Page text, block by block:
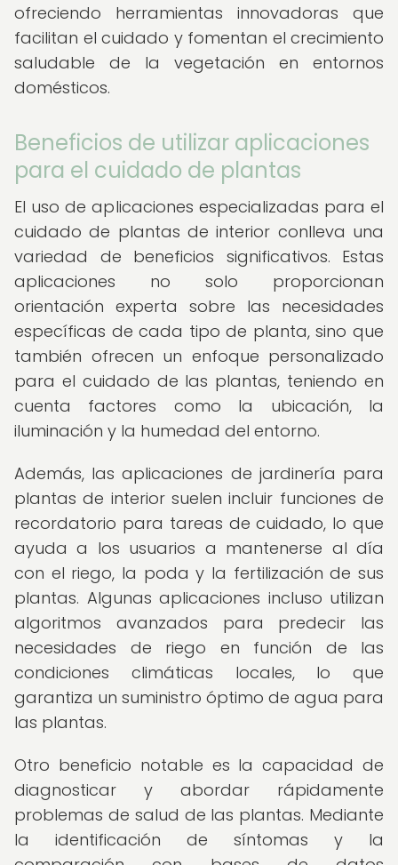
ofreciendo herramientas innovadoras que
facilitan el cuidado y fomentan el crecimiento
saludable de la vegetación en entornos
domésticos.
Beneficios de utilizar aplicaciones
para el cuidado de plantas
El uso de aplicaciones especializadas para el
cuidado de plantas de interior conlleva una
variedad de beneficios significativos. Estas
aplicaciones no solo proporcionan
orientación experta sobre las necesidades
específicas de cada tipo de planta, sino que
también ofrecen un enfoque personalizado
para el cuidado de las plantas, teniendo en
cuenta factores como la ubicación, la
iluminación y la humedad del entorno.
Además, las aplicaciones de jardinería para
plantas de interior suelen incluir funciones de
recordatorio para tareas de cuidado, lo que
ayuda a los usuarios a mantenerse al día
con el riego, la poda y la fertilización de sus
plantas. Algunas aplicaciones incluso utilizan
algoritmos avanzados para predecir las
necesidades de riego en función de las
condiciones climáticas locales, lo que
garantiza un suministro óptimo de agua para
las plantas.
Otro beneficio notable es la capacidad de
diagnosticar y abordar rápidamente
problemas de salud de las plantas. Mediante
la identificación de síntomas y la